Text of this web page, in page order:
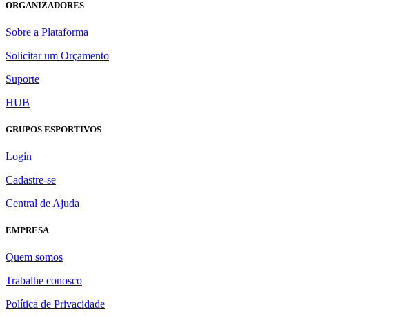
ORGANIZADORES
Sobre a Plataforma
Solicitar um Orçamento
Suporte
HUB
GRUPOS ESPORTIVOS
Login
Cadastre-se
Central de Ajuda
EMPRESA
Quem somos
Trabalhe conosco
Política de Privacidade